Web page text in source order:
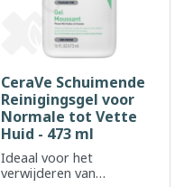
CeraVe Schuimende
Reinigingsgel voor
Normale tot Vette
Huid - 473 ml
Ideaal voor het
verwijderen van